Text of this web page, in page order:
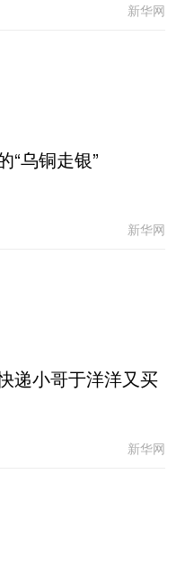
新华网
“乌铜走银”
新华网
递小哥于洋洋又买
新华网